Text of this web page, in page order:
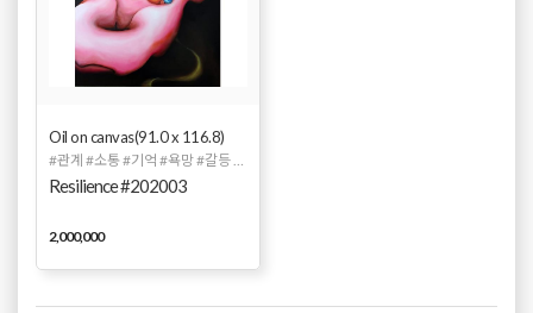
Oil on canvas(91.0 x 116.8)
Resilience #202003
2,000,000